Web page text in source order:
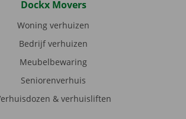
Dockx Movers
Woning verhuizen
Bedrijf verhuizen
Meubelbewaring
Seniorenverhuis
& verhuisliften